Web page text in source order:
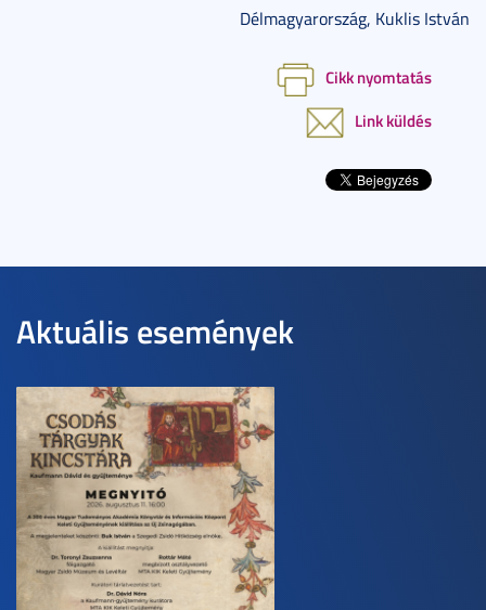
Délmagyarország, Kuklis István
Cikk nyomtatás
Link küldés
Aktuális események